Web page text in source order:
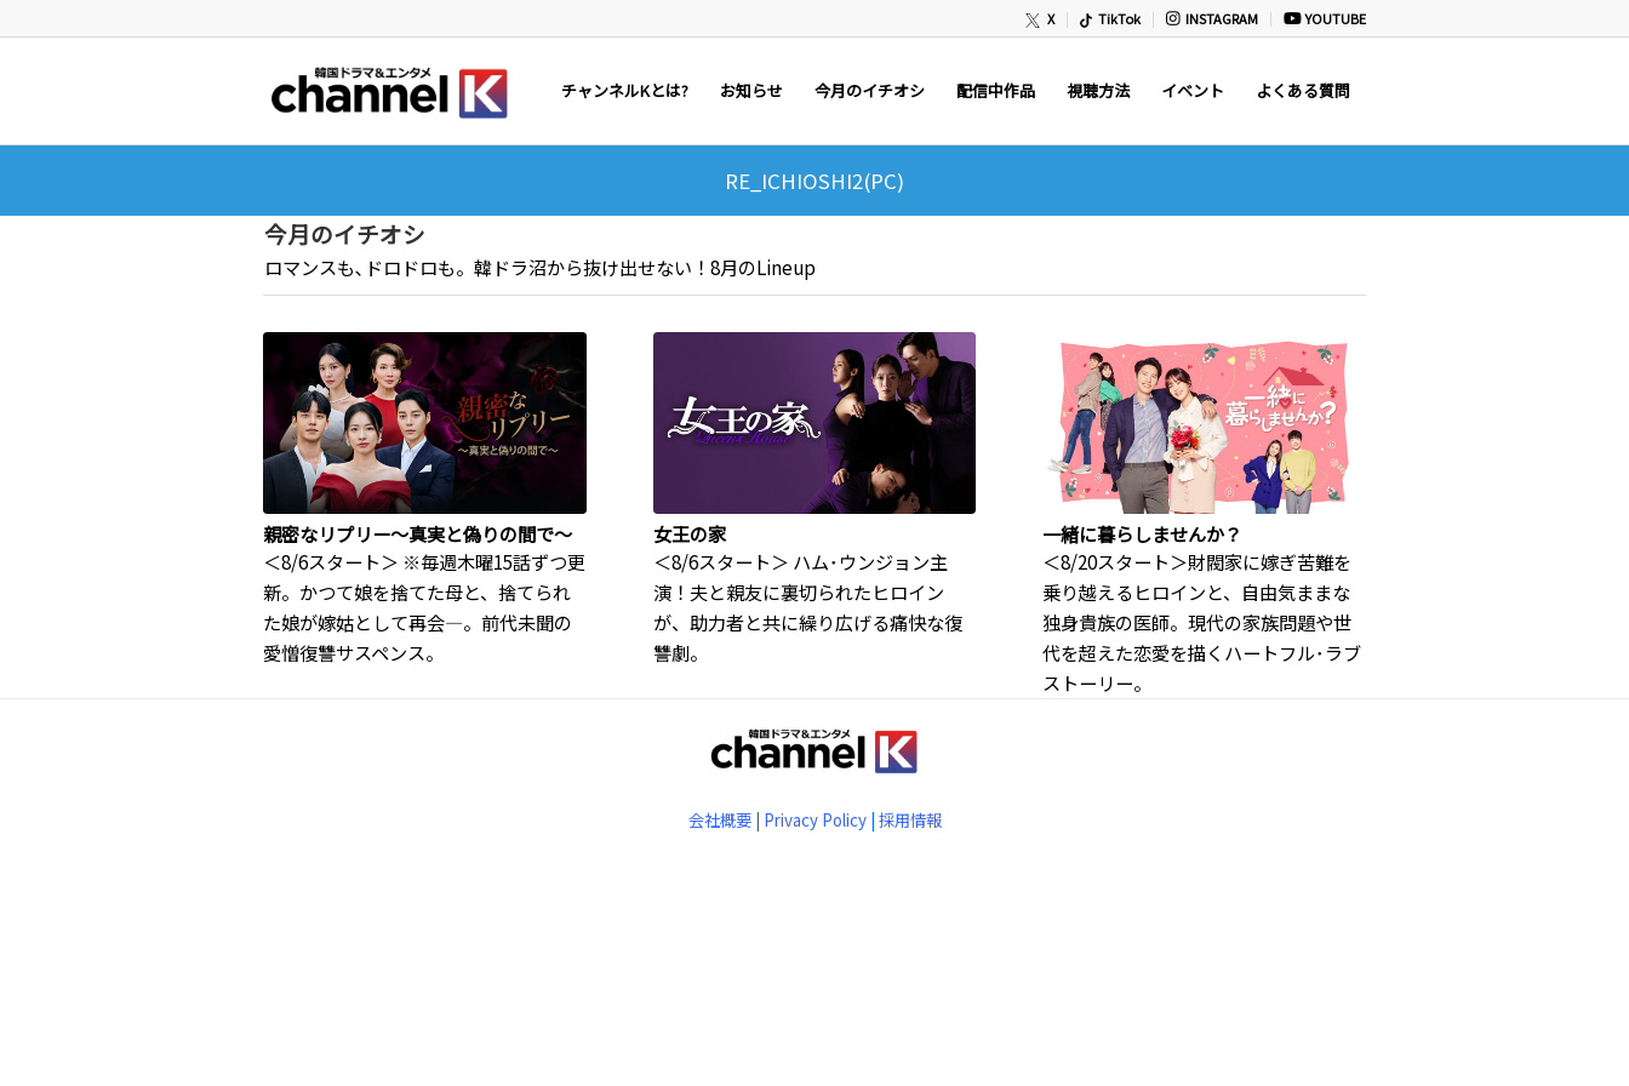
X TikTok INSTAGRAM YOUTUBE
チャンネルKとは? お知らせ 今月のイチオシ 配信中作品 視聴方法 イベント よくある質問
RE_ICHIOSHI2(PC)
今月のイチオシ
ロマンスも､ドロドロも。韓ドラ沼から抜け出せない！8月のLineup
親密なリプリー～真実と偽りの間で～
＜8/6スタート＞ ※毎週木曜15話ずつ更
新。かつて娘を捨てた母と、捨てられ
た娘が嫁姑として再会―。前代未聞の
愛憎復讐サスペンス。
女王の家
＜8/6スタート＞ ハム･ウンジョン主
演！夫と親友に裏切られたヒロイン
が、助力者と共に繰り広げる痛快な復
讐劇。
一緒に暮らしませんか？
＜8/20スタート＞財閥家に嫁ぎ苦難を
乗り越えるヒロインと、自由気ままな
独身貴族の医師。現代の家族問題や世
代を超えた恋愛を描くハートフル･ラブ
ストーリー。
会社概要 Privacy Policy 採用情報